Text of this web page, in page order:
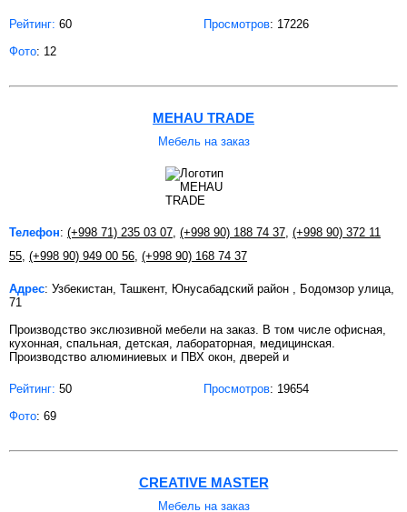
Рейтинг: 60 Просмотров: 17226
Фото: 12
MEHAU TRADE
Мебель на заказ
Телефон: (+998 71) 235 03 07 (+998 90) 188 74 37 (+998 90) 372 11
55 (+998 90) 949 00 56 (+998 90) 168 74 37
Адрес: Узбекистан, Ташкент, Юнусабадский район , Бодомзор улица,
71
Производство экслюзивной мебели на заказ. В том числе офисная,
кухонная, спальная, детская, лабораторная, медицинская.
Производство алюминиевых и ПВХ окон, дверей и
Рейтинг: 50 Просмотров: 19654
Фото: 69
CREATIVE MASTER
Мебель на заказ